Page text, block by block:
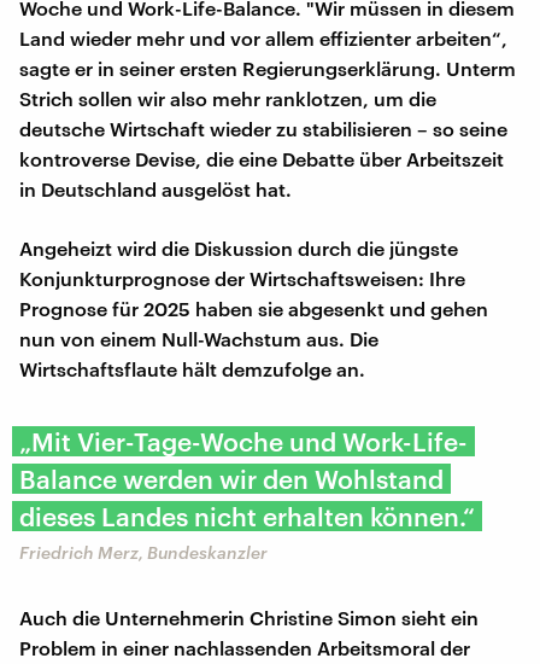
Woche und Work-Life-Balance. "Wir müssen in diesem
Land wieder mehr und vor allem effizienter arbeiten“,
sagte er in seiner ersten Regierungserklärung. Unterm
Strich sollen wir also mehr ranklotzen, um die
deutsche Wirtschaft wieder zu stabilisieren – so seine
kontroverse Devise, die eine Debatte über Arbeitszeit
in Deutschland ausgelöst hat.
Angeheizt wird die Diskussion durch die jüngste
Konjunkturprognose der Wirtschaftsweisen: Ihre
Prognose für 2025 haben sie abgesenkt und gehen
nun von einem Null-Wachstum aus. Die
Wirtschaftsflaute hält demzufolge an.
„Mit Vier-Tage-Woche und Work-Life-
Balance werden wir den Wohlstand
dieses Landes nicht erhalten können.“
Friedrich Merz, Bundeskanzler
Auch die Unternehmerin Christine Simon sieht ein
Problem in einer nachlassenden Arbeitsmoral der